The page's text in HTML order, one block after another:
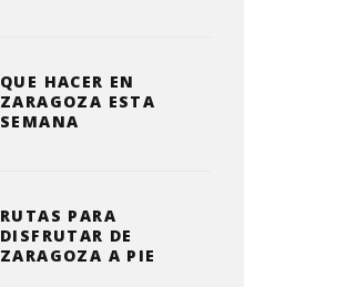
QUE HACER EN
ZARAGOZA ESTA
SEMANA
RUTAS PARA
DISFRUTAR DE
ZARAGOZA A PIE